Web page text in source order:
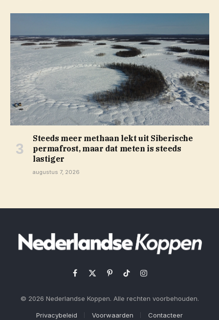
Steeds meer methaan lekt uit Siberische
permafrost, maar dat meten is steeds
lastiger
augustus 7, 2026
Facebook
X
PinterestTikTokInstagram
© 2026 Nederlandse Koppen. Alle rechten voorbehouden.
Privacybeleid Voorwaarden Contacteer